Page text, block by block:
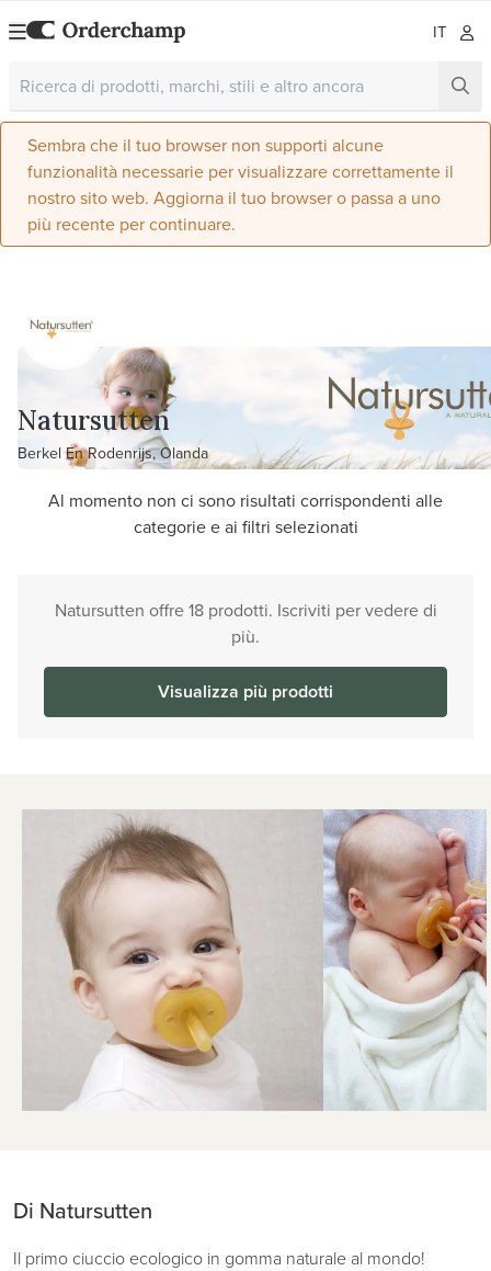
IT
Sembra che il tuo browser non supporti alcune
funzionalità necessarie per visualizzare correttamente il
nostro sito web. Aggiorna il tuo browser o passa a uno
più recente per continuare.
Natursutten
Berkel En Rodenrijs, Olanda
Al momento non ci sono risultati corrispondenti alle
categorie e ai filtri selezionati
Natursutten offre 18 prodotti. Iscriviti per vedere di
più.
Visualizza più prodotti
Di Natursutten
Il primo ciuccio ecologico in gomma naturale al mondo!